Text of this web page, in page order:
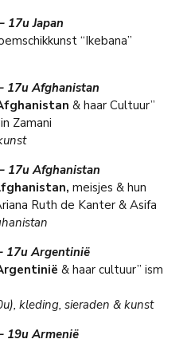
17uJapan
“Ikebana”
Afghanistan
& haar Cultuur”
Zamani
17uAfghanistan
meisjes & hun
Ruth de Kanter & Asifa
Argentinië
& haar cultuur” ism
kleding, sieraden & kunst
19uArmenië